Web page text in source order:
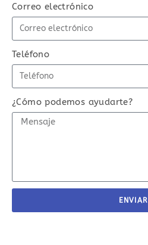
Correo electrónico
Teléfono
¿Cómo podemos ayudarte?
ENVIAR